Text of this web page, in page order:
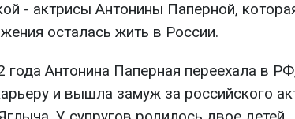
- актрисы Антонины Паперной,
осталась жить в России.
Антонина Паперная переехала в
и вышла замуж за российского